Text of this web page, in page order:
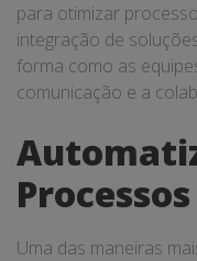
para otimizar
integração de
forma como as
comunicação e a
Processos
Uma das maneiras